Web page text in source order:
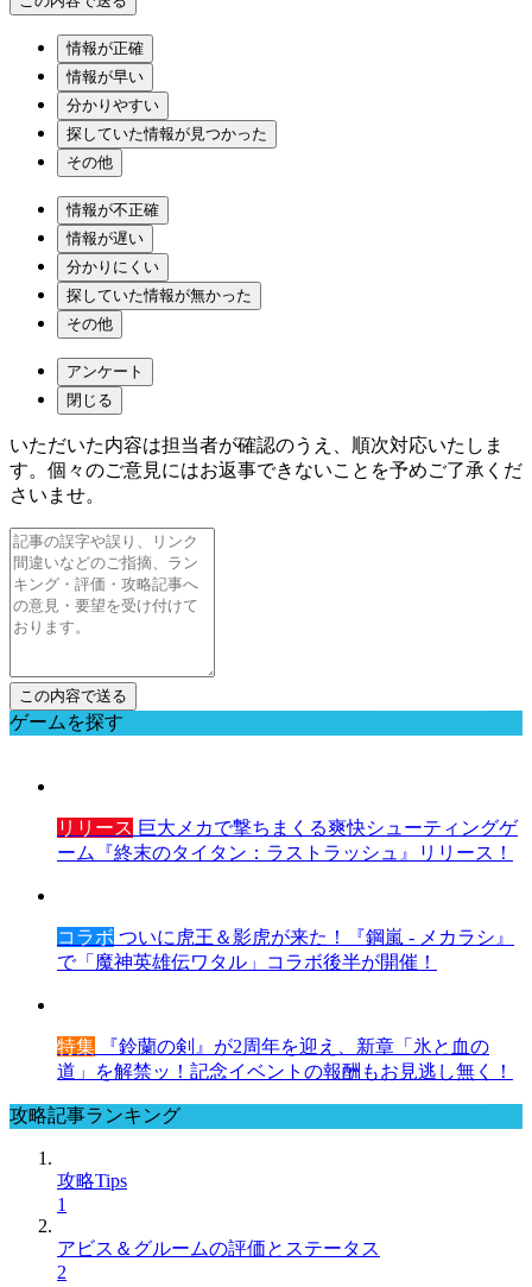
情報が正確
情報が早い
分かりやすい
探していた情報が見つかった
その他
情報が不正確
情報が遅い
分かりにくい
探していた情報が無かった
その他
アンケート
閉じる
いただいた内容は担当者が確認のうえ、順次対応いたしま
す。個々のご意見にはお返事できないことを予めご了承くだ
さいませ。
ゲームを探す
リリース 巨大メカで撃ちまくる爽快シューティングゲ
ーム『終末のタイタン：ラストラッシュ』リリース！
コラボ ついに虎王＆影虎が来た！『鋼嵐 - メカラシ』
で「魔神英雄伝ワタル」コラボ後半が開催！
特集 『鈴蘭の剣』が2周年を迎え、新章「氷と血の
道」を解禁ッ！記念イベントの報酬もお見逃し無く！
攻略記事ランキング
攻略Tips
1
アビス＆グルームの評価とステータス
2